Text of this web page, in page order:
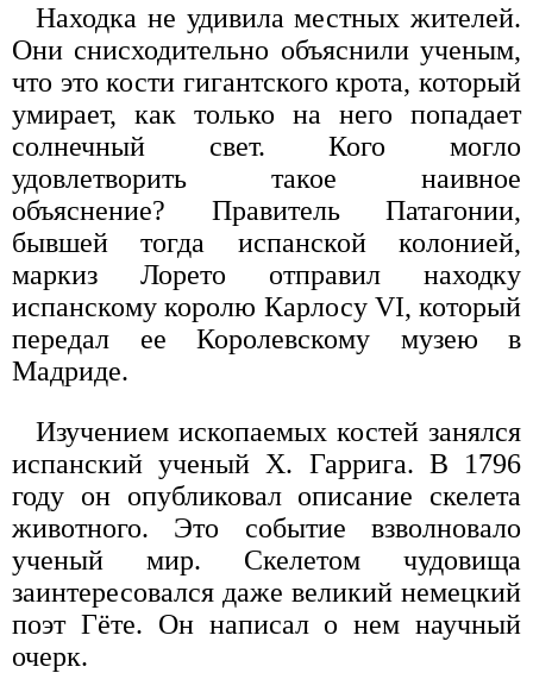
Находка не удивила местных жителей.
Они снисходительно объяснили ученым,
что это кости гигантского крота, который
умирает, как только на него попадает
солнечный свет. Кого могло
удовлетворить такое наивное
объяснение? Правитель Патагонии,
бывшей тогда испанской колонией,
маркиз Лорето отправил находку
испанскому королю Карлосу VI, который
передал ее Королевскому музею в
Мадриде.
Изучением ископаемых костей занялся
испанский ученый X. Гаррига. В 1796
году он опубликовал описание скелета
животного. Это событие взволновало
ученый мир. Скелетом чудовища
заинтересовался даже великий немецкий
поэт Гёте. Он написал о нем научный
очерк.